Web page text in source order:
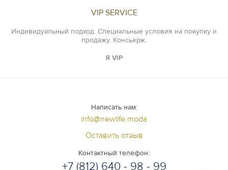
VIP SERVICE
Индивидуальный подход. Специальные условия на покупку и
продажу. Консьерж.
Я VIP
Написать нам:
info@newlife.moda
Оставить отзыв
Контактный телефон:
+7 (812) 640 - 98 - 99